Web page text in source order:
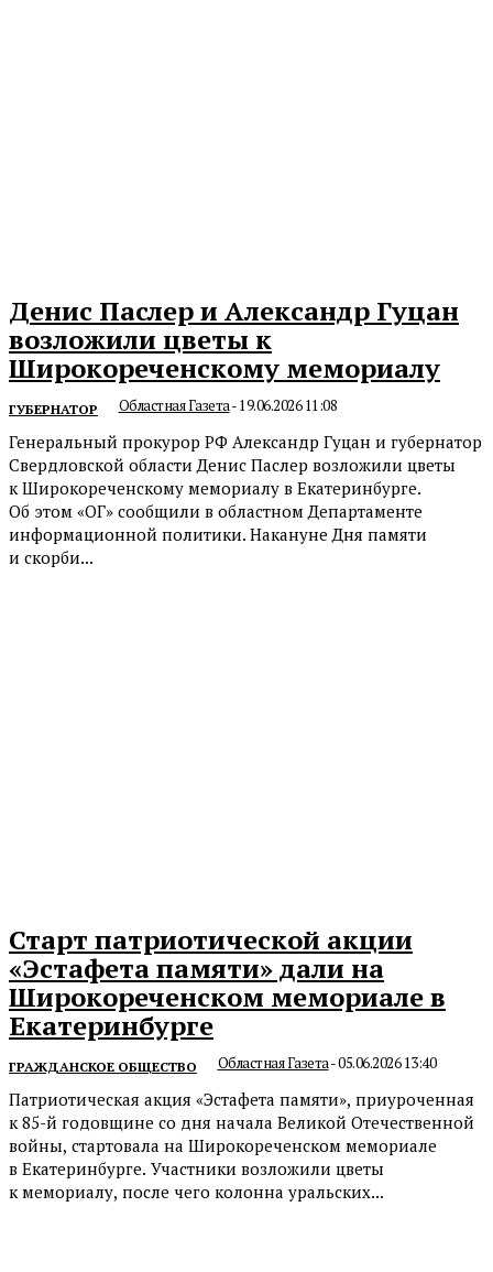
Денис Паслер и Александр Гуцан
возложили цветы к
Широкореченскому мемориалу
ГУБЕРНАТОР Областная Газета-19.06.2026 11:08
Генеральный прокурор РФ Александр Гуцан и губернатор
Свердловской области Денис Паслер возложили цветы
к Широкореченскому мемориалу в Екатеринбурге.
Об этом «ОГ» сообщили в областном Департаменте
информационной политики. Накануне Дня памяти
и скорби...
Старт патриотической акции
«Эстафета памяти» дали на
Широкореченском мемориале в
Екатеринбурге
ГРАЖДАНСКОЕ ОБЩЕСТВО Областная Газета-05.06.2026 13:40
Патриотическая акция «Эстафета памяти», приуроченная
к 85-й годовщине со дня начала Великой Отечественной
войны, стартовала на Широкореченском мемориале
в Екатеринбурге. Участники возложили цветы
к мемориалу, после чего колонна уральских...